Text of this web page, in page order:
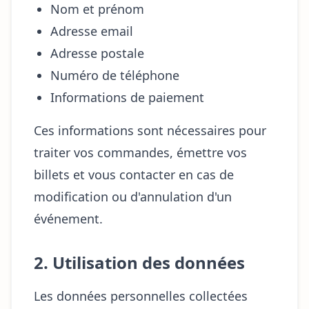
Nom et prénom
Adresse email
Adresse postale
Numéro de téléphone
Informations de paiement
Ces informations sont nécessaires pour
traiter vos commandes, émettre vos
billets et vous contacter en cas de
modification ou d'annulation d'un
événement.
2. Utilisation des données
Les données personnelles collectées